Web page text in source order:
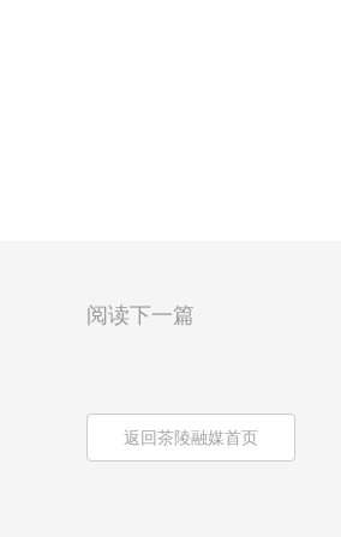
阅读下一篇
返回茶陵融媒首页